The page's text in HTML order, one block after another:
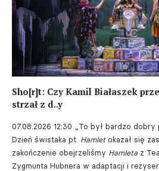
Sho[r]t: Czy Kamil Białaszek
strzał z d..y
07.08.2026 12:30
„To był bardzo
Dzień świstaka pt. Hamletokazał się
zakończenie obejrzeliśmy Hamleta z
Zygmunta Hubnera w adaptacji i